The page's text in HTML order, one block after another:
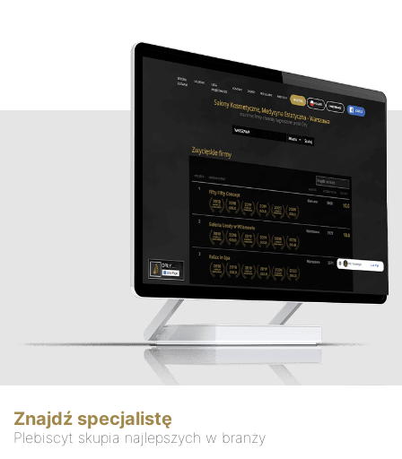
Znajdź specjalistę
Plebiscyt skupia najlepszych w branży